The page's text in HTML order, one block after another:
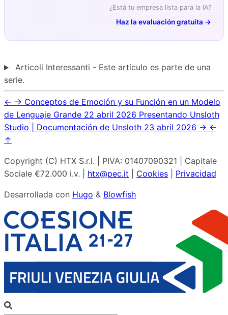
¿Está tu empresa lista para la IA?
Haz la evaluación gratuita →
Articoli Interessanti - Este artículo es parte de una
serie.
← → Conceptos de Emoción y su Función en un Modelo
de Lenguaje Grande 22 abril 2026 Presentando Unsloth
Studio | Documentación de Unsloth 23 abril 2026 → ←
↑
Copyright (C) HTX S.r.l. | PIVA: 01407090321 | Capitale
Sociale €72.000 i.v. | htx@pec.it Cookies Privacidad
Desarrollada con Hugo & Blowfish